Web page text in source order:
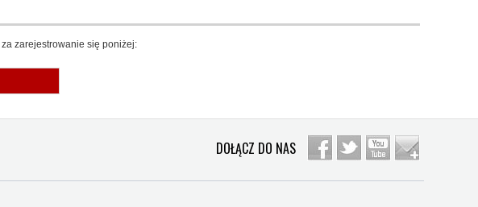
zarejestrowanie się poniżej:
DOŁĄCZ DO NAS